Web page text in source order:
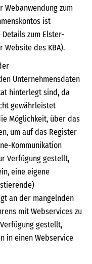
Webanwendung zum
ist
zum Elster-
Website des KBA).
Unternehmensdaten
hinterlegt sind, da
gewährleistet
Möglichkeit, über das
um auf das Register
Kommunikation
Verfügung gestellt,
eine eigene
an der mangelnden
mit Webservices zu
gestellt,
in einen Webservice